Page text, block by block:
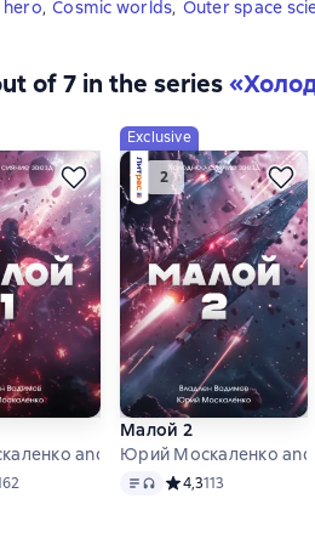
hero, Cosmic worlds, Outer space
of 7 in the series
and others
available
рейтинг 4,2 на основе 162 оценок
Exclusive
Малой 2
Юрий Москаленко
Text, audio format available
Средний рейтинг 4,3
4,3113